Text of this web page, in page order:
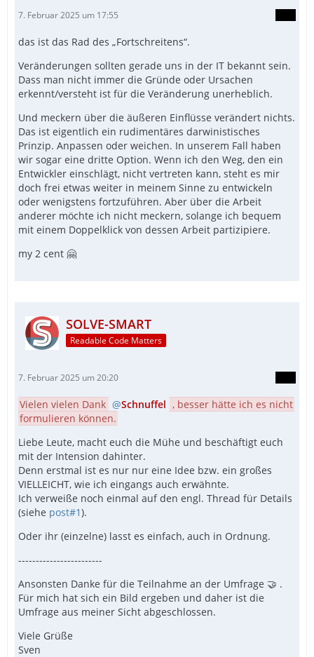
7. Februar 2025 um 17:55
das ist das Rad des „Fortschreitens“.
Veränderungen sollten gerade uns in der IT bekannt sein.
Dass man nicht immer die Gründe oder Ursachen
erkennt/versteht ist für die Veränderung unerheblich.
Und meckern über die äußeren Einflüsse verändert nichts.
Das ist eigentlich ein rudimentäres darwinistisches
Prinzip. Anpassen oder weichen. In unserem Fall haben
wir sogar eine dritte Option. Wenn ich den Weg, den ein
Entwickler einschlägt, nicht vertreten kann, steht es mir
doch frei etwas weiter in meinem Sinne zu entwickeln
oder wenigstens fortzuführen. Aber über die Arbeit
anderer möchte ich nicht meckern, solange ich bequem
mit einem Doppelklick von dessen Arbeit partizipiere.
my 2 cent 🤗
SOLVE-SMART
Readable Code Matters
7. Februar 2025 um 20:20
Vielen vielen Dank Schnuffel , besser hätte ich es nicht
formulieren können.
Liebe Leute, macht euch die Mühe und beschäftigt euch
mit der Intension dahinter.
Denn erstmal ist es nur nur eine Idee bzw. ein großes
VIELLEICHT, wie ich eingangs auch erwähnte.
Ich verweiße noch einmal auf den engl. Thread für Details
(siehe post#1).
Oder ihr (einzelne) lasst es einfach, auch in Ordnung.
------------------------
Ansonsten Danke für die Teilnahme an der Umfrage 🤝 .
Für mich hat sich ein Bild ergeben und daher ist die
Umfrage aus meiner Sicht abgeschlossen.
Viele Grüße
Sven